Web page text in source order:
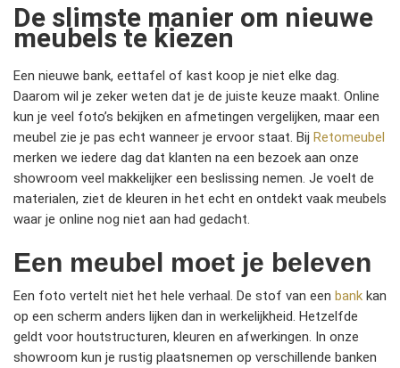
De slimste manier om nieuwe
meubels te kiezen
Een nieuwe bank, eettafel of kast koop je niet elke dag.
Daarom wil je zeker weten dat je de juiste keuze maakt. Online
kun je veel foto’s bekijken en afmetingen vergelijken, maar een
meubel zie je pas echt wanneer je ervoor staat. Bij Retomeubel
merken we iedere dag dat klanten na een bezoek aan onze
showroom veel makkelijker een beslissing nemen. Je voelt de
materialen, ziet de kleuren in het echt en ontdekt vaak meubels
waar je online nog niet aan had gedacht.
Een meubel moet je beleven
Een foto vertelt niet het hele verhaal. De stof van een bank kan
op een scherm anders lijken dan in werkelijkheid. Hetzelfde
geldt voor houtstructuren, kleuren en afwerkingen. In onze
showroom kun je rustig plaatsnemen op verschillende banken